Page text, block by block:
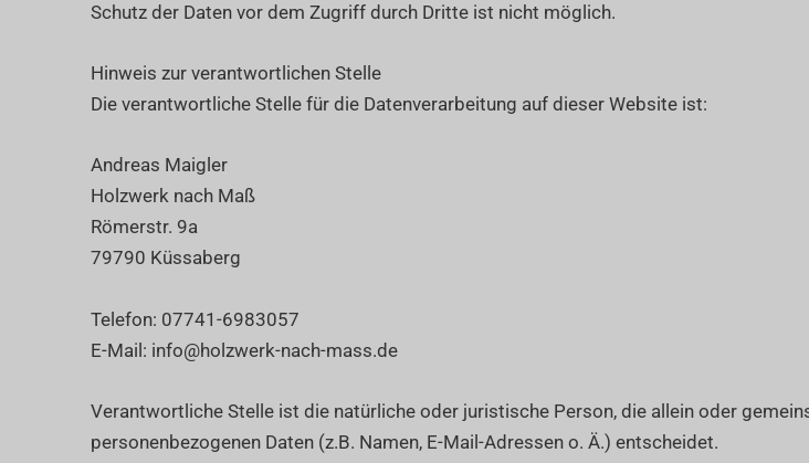
Schutz der Daten vor dem Zugriff durch Dritte ist nicht möglich.
Hinweis zur verantwortlichen Stelle
Die verantwortliche Stelle für die Datenverarbeitung auf dieser Website ist:
Andreas Maigler
Holzwerk nach Maß
Römerstr. 9a
79790 Küssaberg
Telefon: 07741-6983057
E-Mail: info@holzwerk-nach-mass.de
Verantwortliche Stelle ist die natürliche oder juristische Person, die allein oder
personenbezogenen Daten (z.B. Namen, E-Mail-Adressen o. Ä.) entscheidet.